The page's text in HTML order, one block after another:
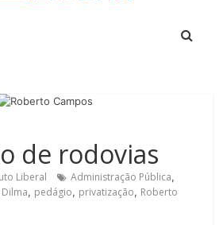
de rodovias
Liberal Administração Pública,
Dilma, pedágio, privatização, Roberto